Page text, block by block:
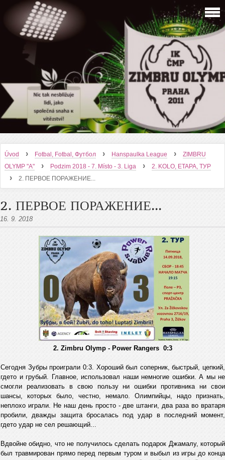
Úvod › Fotbal, Fotbal, Футбол › Hanspaulka League ›
ZIMBRU
OLYMP "A"
› Podzim 2018 - 7. Místo - 3. Liga › 2. KOLO, ETAPA, ТУР
› 2. ПЕРВОЕ ПОРАЖЕНИЕ...
2. ПЕРВОЕ ПОРАЖЕНИЕ...
16. 9. 2018
2. Zimbru Olymp - Power Rangers 0:3
Сегодня Зубры проиграли 0:3. Хороший был соперник, быстрый, цепкий,
гдето и грубый. Главное, использовал наши немногие ошибки. А мы не
смогли реализовать в свою пользу ни ошибки противника ни свои
шансы, которых было, честно, немало. Олимпийцы, надо признать,
неплохо играли. Не наш день просто - две штанги, два раза во вратаря
пробили, дважды защита бросалась под удар в последний момент,
гдето удар не сел решающий...
Вдвойне обидно, что не получилось сделать подарок Джамалу, который
был травмирован прямо перед первым туром и выбыл из игры до конца